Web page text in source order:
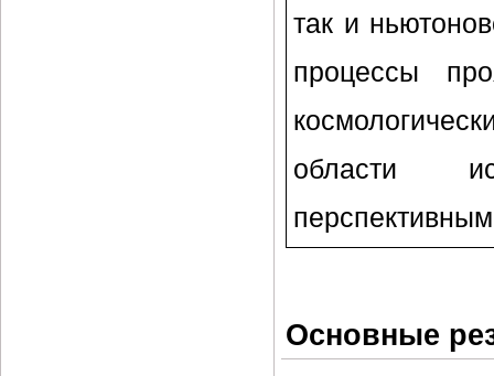
так и
процессы
области
Основные